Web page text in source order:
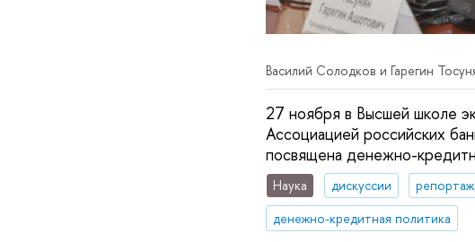
Василий Солодков и Гарегин
27 ноября в Высшей школе
Ассоциацией российских
посвящена денежно-
Наука дискуссии
денежно-кредитная политика